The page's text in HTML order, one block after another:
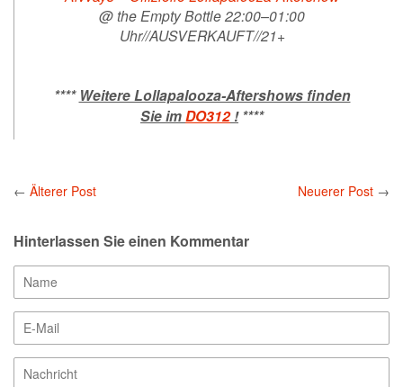
@ the Empty Bottle 22:00–01:00
Uhr//AUSVERKAUFT//21+
**** Weitere Lollapalooza-Aftershows finden
Sie imDO312! ****
← Älterer Post Neuerer Post →
Hinterlassen Sie einen Kommentar
Name
E-
Mail
Nachricht